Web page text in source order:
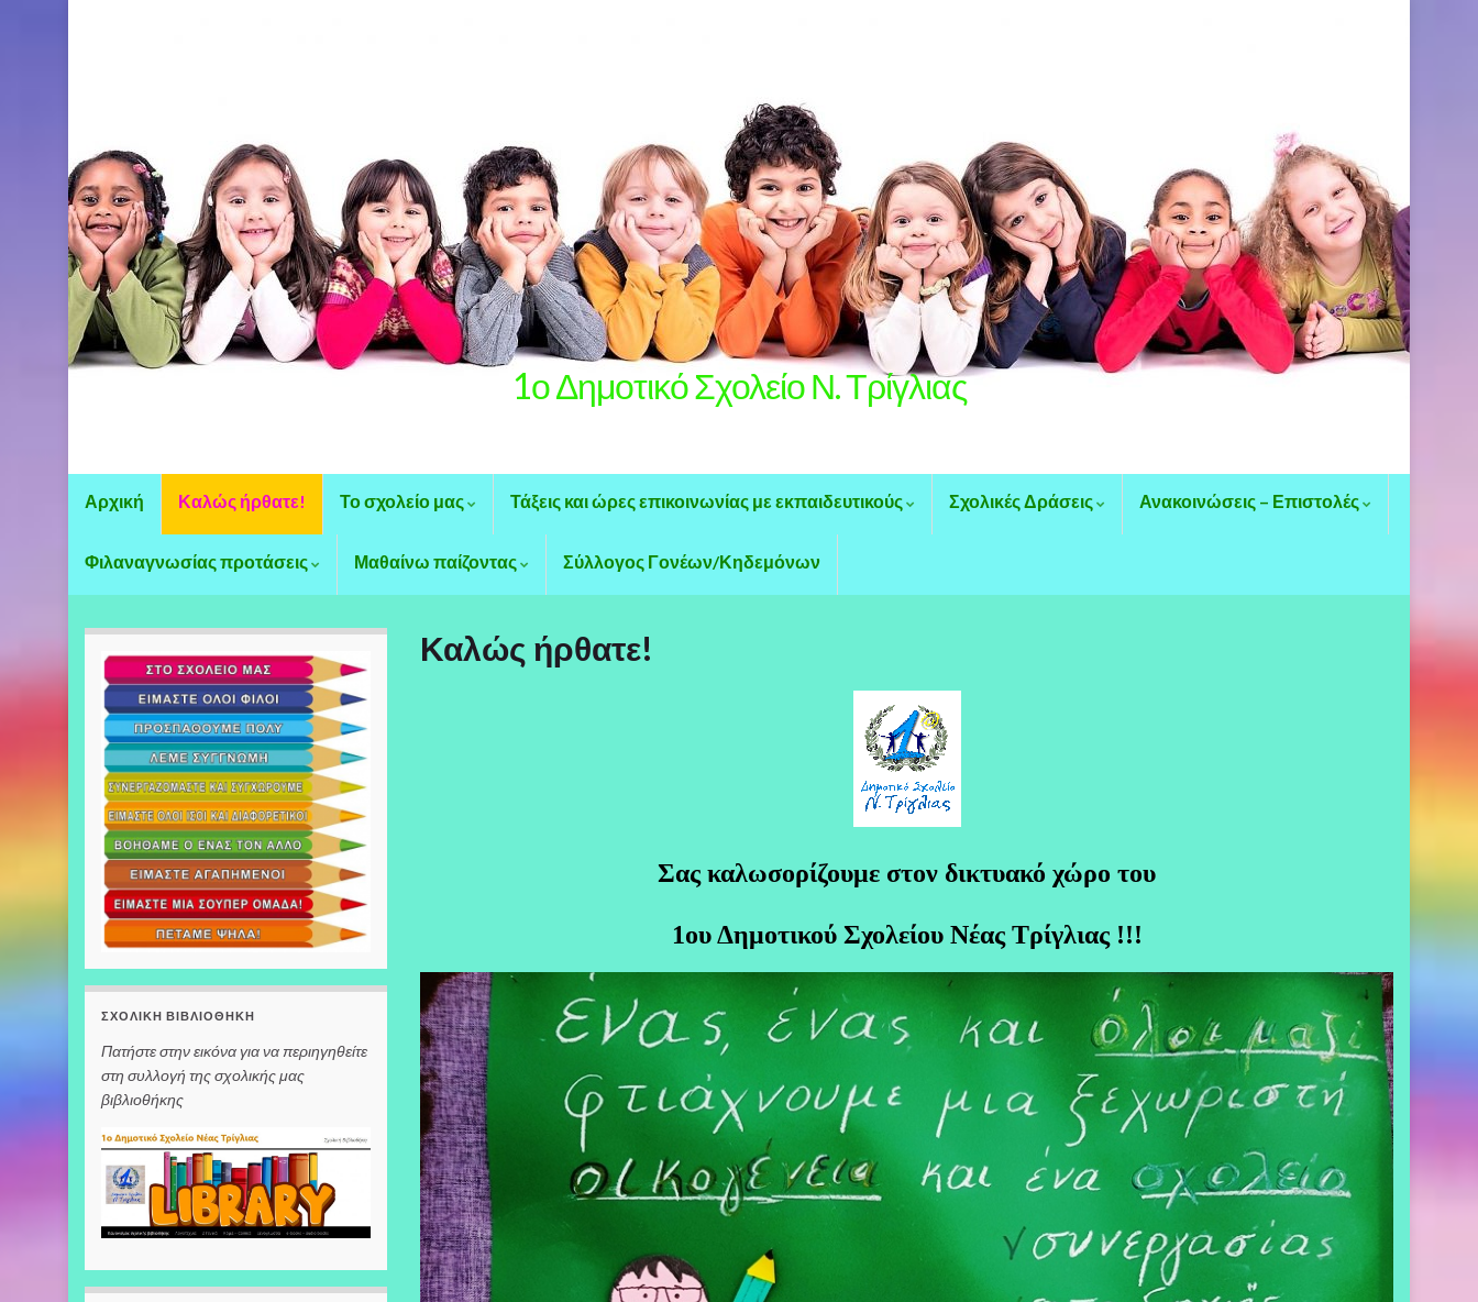
1ο Δημοτικό Σχολείο Ν. Τρίγλιας
Αρχική Καλώς ήρθατε! Το σχολείο μας Τάξεις και ώρες επικοινωνίας με εκπαιδευτικούς Σχολικές Δράσεις Ανακοινώσεις – Επιστολές
Φιλαναγνωσίας προτάσεις Μαθαίνω παίζοντας Σύλλογος Γονέων/Κηδεμόνων
ΣΧΟΛΙΚΉ ΒΙΒΛΙΟΘΉΚΗ
Πατήστε στην εικόνα για να περιηγηθείτε
στη συλλογή της σχολικής μας
βιβλιοθήκης
Καλώς ήρθατε!
Σας καλωσορίζουμε στον δικτυακό χώρο του
1ου Δημοτικού Σχολείου Νέας Τρίγλιας !!!